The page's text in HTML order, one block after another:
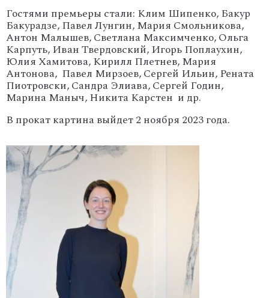
Гостями премьеры стали: Клим Шипенко, Бакур
Бакурадзе, Павел Лунгин, Мария Смольникова,
Антон Малышев, Светлана Максимченко, Ольга
Карпуть, Иван Твердовский, Игорь Поплаухин,
Юлия Хамитова, Кирилл Плетнев, Мария
Антонова, Павел Мирзоев, Сергей Ильин, Рената
Пиотровски, Сандра Элиава, Сергей Годин,
Марина Маныч, Никита Карстен и др.
В прокат картина выйдет 2 ноября 2023 года.
'